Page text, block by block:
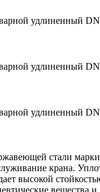
удлиненный
удлиненный
удлиненный
стали марки
крана.
высокой
вещества и